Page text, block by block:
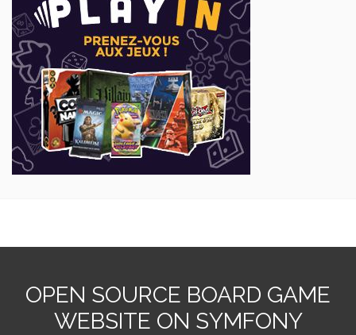
OPEN SOURCE BOARD GAME
WEBSITE ON SYMFONY